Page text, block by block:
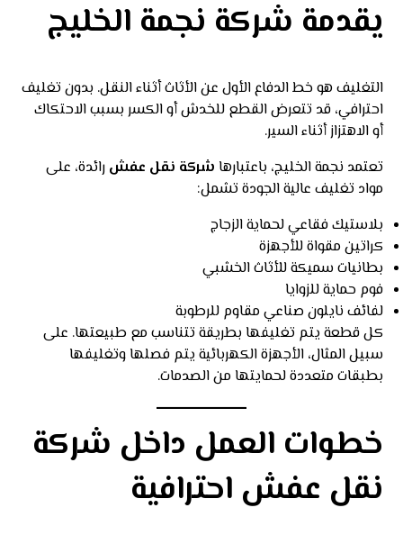
يقدمة شركة نجمة الخليج
التغليف هو خط الدفاع الأول عن الأثاث أثناء النقل. بدون تغليف
احترافي، قد تتعرض القطع للخدش أو الكسر بسبب الاحتكاك
أو الاهتزاز أثناء السير.
تعتمد نجمة الخليج، باعتبارها شركة نقل عفش رائدة، على
مواد تغليف عالية الجودة تشمل:
بلاستيك فقاعي لحماية الزجاج
كراتين مقواة للأجهزة
بطانيات سميكة للأثاث الخشبي
فوم حماية للزوايا
لفائف نايلون صناعي مقاوم للرطوبة
كل قطعة يتم تغليفها بطريقة تتناسب مع طبيعتها. على
سبيل المثال، الأجهزة الكهربائية يتم فصلها وتغليفها
بطبقات متعددة لحمايتها من الصدمات.
خطوات العمل داخل شركة
نقل عفش احترافية